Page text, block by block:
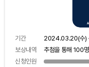
기간
2024.03.20(수)
보상내역
추첨을 통해 100
신청인원